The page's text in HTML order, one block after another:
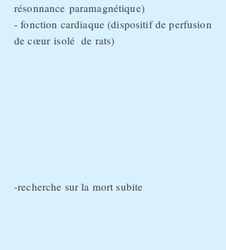
résonnance paramagnétique)
- fonction cardiaque (dispositif de perfusion
decœur isoléde rats)
-recherche sur la mort subite